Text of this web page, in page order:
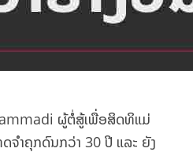
ຜູ້ຕໍ່ສູ້ເພື່ອສິດທິແມ່
ຈຳຄຸກດົນກວ່າ 30 ປີ ແລະ ຍັງ